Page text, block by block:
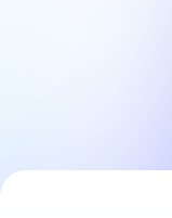
市
场